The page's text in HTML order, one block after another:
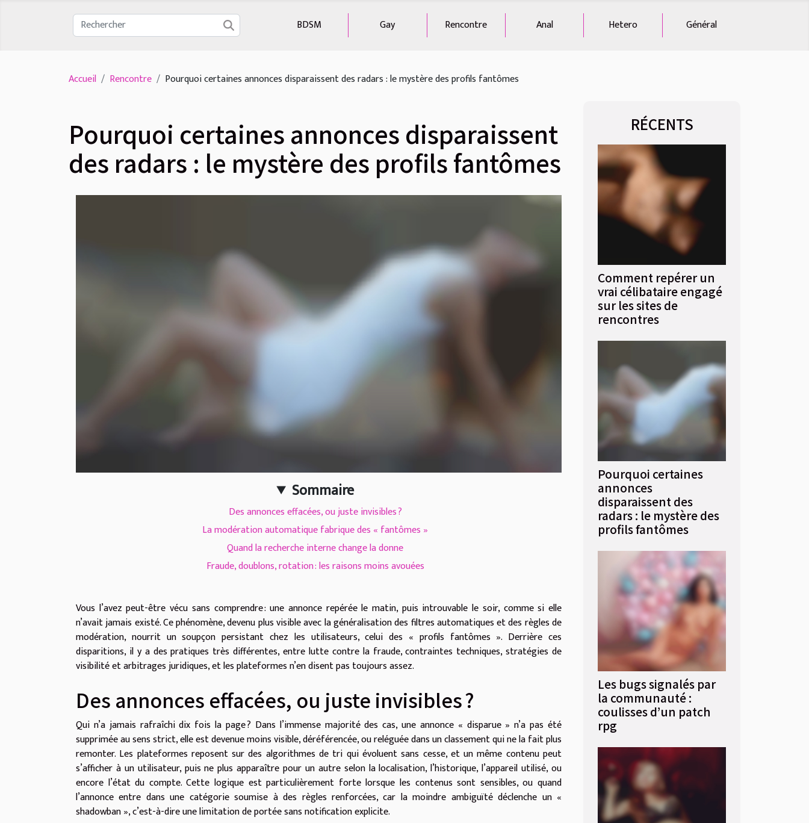
BDSM Gay Rencontre Anal Hetero Général
Accueil Rencontre Pourquoi certaines annonces disparaissent des radars : le mystère des profils fantômes
Pourquoi certaines annonces disparaissent
des radars : le mystère des profils fantômes
Sommaire
Des annonces effacées, ou juste invisibles ?
La modération automatique fabrique des « fantômes »
Quand la recherche interne change la donne
Fraude, doublons, rotation : les raisons moins avouées
Vous l’avez peut-être vécu sans comprendre : une annonce repérée le matin, puis introuvable le soir, comme si elle
n’avait jamais existé. Ce phénomène, devenu plus visible avec la généralisation des filtres automatiques et des règles de
modération, nourrit un soupçon persistant chez les utilisateurs, celui des « profils fantômes ». Derrière ces
disparitions, il y a des pratiques très différentes, entre lutte contre la fraude, contraintes techniques, stratégies de
visibilité et arbitrages juridiques, et les plateformes n’en disent pas toujours assez.
Des annonces effacées, ou juste invisibles ?
Qui n’a jamais rafraîchi dix fois la page ? Dans l’immense majorité des cas, une annonce « disparue » n’a pas été
supprimée au sens strict, elle est devenue moins visible, déréférencée, ou reléguée dans un classement qui ne la fait plus
remonter. Les plateformes reposent sur des algorithmes de tri qui évoluent sans cesse, et un même contenu peut
s’afficher à un utilisateur, puis ne plus apparaître pour un autre selon la localisation, l’historique, l’appareil utilisé, ou
encore l’état du compte. Cette logique est particulièrement forte lorsque les contenus sont sensibles, ou quand
l’annonce entre dans une catégorie soumise à des règles renforcées, car la moindre ambiguïté déclenche un «
shadowban », c’est-à-dire une limitation de portée sans notification explicite.
RÉCENTS
Comment repérer un
vrai célibataire engagé
sur les sites de
rencontres
Pourquoi certaines
annonces
disparaissent des
radars : le mystère des
profils fantômes
Les bugs signalés par
la communauté :
coulisses d’un patch
rpg